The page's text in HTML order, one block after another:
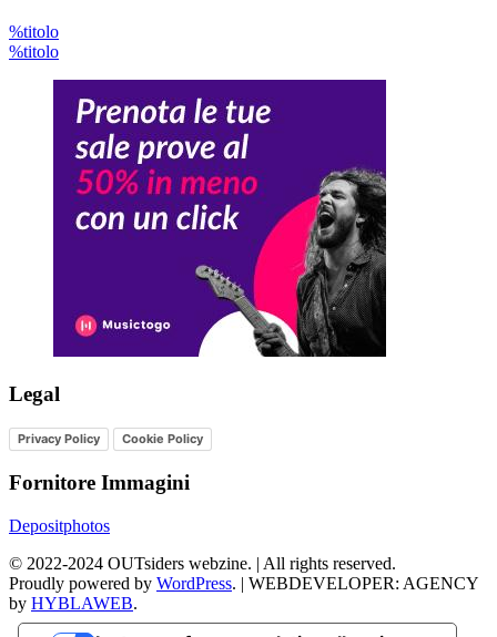
%titolo
%titolo
Legal
Privacy Policy Cookie Policy
Fornitore Immagini
Depositphotos
© 2022-2024 OUTsiders webzine. | All rights reserved.
Proudly powered by WordPress. | WEBDEVELOPER: AGENCY
by HYBLAWEB.